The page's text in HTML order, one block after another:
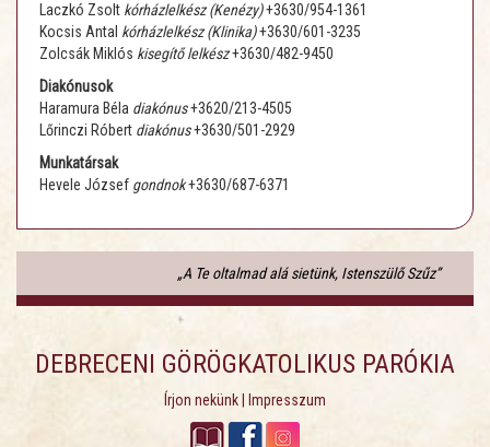
Laczkó Zsolt kórházlelkész (Kenézy)+3630/954-1361
Kocsis Antal kórházlelkész (Klinika)+3630/601-3235
Zolcsák Miklós kisegítő lelkész+3630/482-9450
Diakónusok
Haramura Béla diakónus+3620/213-4505
Lőrinczi Róbert diakónus+3630/501-2929
Munkatársak
Hevele József gondnok+3630/687-6371
„A Te oltalmad alá sietünk, Istenszülő Szűz”
DEBRECENI GÖRÖGKATOLIKUS PARÓKIA
Írjon nekünk Impresszum